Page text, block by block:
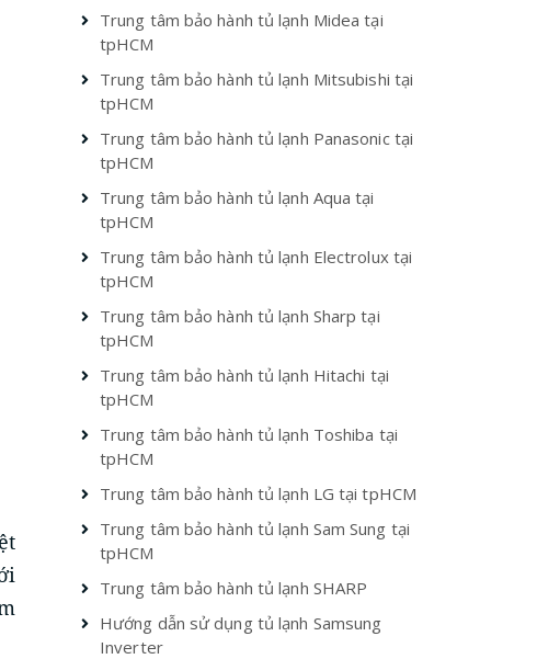
Trung tâm bảo hành tủ lạnh Midea tại
tpHCM
Trung tâm bảo hành tủ lạnh Mitsubishi tại
tpHCM
Trung tâm bảo hành tủ lạnh Panasonic tại
tpHCM
Trung tâm bảo hành tủ lạnh Aqua tại
tpHCM
Trung tâm bảo hành tủ lạnh Electrolux tại
tpHCM
Trung tâm bảo hành tủ lạnh Sharp tại
tpHCM
Trung tâm bảo hành tủ lạnh Hitachi tại
tpHCM
Trung tâm bảo hành tủ lạnh Toshiba tại
tpHCM
Trung tâm bảo hành tủ lạnh LG tại tpHCM
Trung tâm bảo hành tủ lạnh Sam Sung tại
tpHCM
Trung tâm bảo hành tủ lạnh SHARP
Hướng dẫn sử dụng tủ lạnh Samsung
Inverter